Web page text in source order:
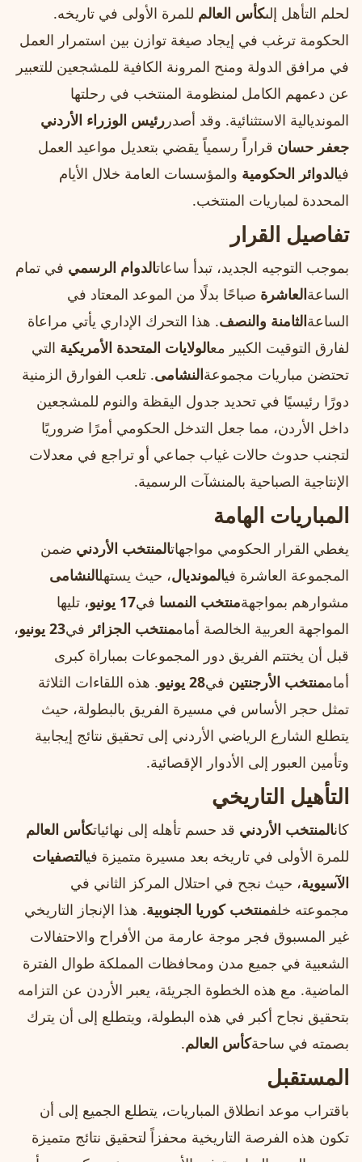
لحلم التأهل إلىكأس العالم للمرة الأولى في تاريخه.
الحكومة ترغب في إيجاد صيغة توازن بين استمرار العمل
في مرافق الدولة ومنح المرونة الكافية للمشجعين للتعبير
عن دعمهم الكامل لمنظومة المنتخب في رحلتها
المونديالية الاستثنائية. وقد أصدر رئيس الوزراء الأردني
جعفر حسان قراراً رسمياً يقضي بتعديل مواعيد العمل
فيالدوائر الحكومية والمؤسسات العامة خلال الأيام
المحددة لمباريات المنتخب.
تفاصيل القرار
بموجب التوجيه الجديد، تبدأ ساعاتالدوام الرسمي في تمام
الساعةالعاشرة صباحًا بدلًا من الموعد المعتاد في
الساعةالثامنة والنصف. هذا التحرك الإداري يأتي مراعاة
لفارق التوقيت الكبير معالولايات المتحدة الأمريكية التي
تحتضن مباريات مجموعةالنشامى. تلعب الفوارق الزمنية
دورًا رئيسيًا في تحديد جدول اليقظة والنوم للمشجعين
داخل الأردن، مما جعل التدخل الحكومي أمرًا ضروريًا
لتجنب حدوث حالات غياب جماعي أو تراجع في معدلات
الإنتاجية الصباحية بالمنشآت الرسمية.
المباريات الهامة
يغطي القرار الحكومي مواجهاتالمنتخب الأردني ضمن
المجموعة العاشرة فيالمونديال، حيث يستهلالنشامى
مشوارهم بمواجهةمنتخب النمسا في17 يونيو
، تليها
المواجهة العربية الخالصة أماممنتخب الجزائر في23 يونيو
،
قبل أن يختتم الفريق دور المجموعات بمباراة كبرى
أماممنتخب الأرجنتين في28 يونيو
. هذه اللقاءات الثلاثة
تمثل حجر الأساس في مسيرة الفريق بالبطولة، حيث
يتطلع الشارع الرياضي الأردني إلى تحقيق نتائج إيجابية
وتأمين العبور إلى الأدوار الإقصائية.
التأهيل التاريخي
كانالمنتخب الأردني قد حسم تأهله إلى نهائياتكأس العالم
للمرة الأولى في تاريخه بعد مسيرة متميزة فيالتصفيات
الآسيوية، حيث نجح في احتلال المركز الثاني في
مجموعته خلفمنتخب كوريا الجنوبية. هذا الإنجاز التاريخي
غير المسبوق فجر موجة عارمة من الأفراح والاحتفالات
الشعبية في جميع مدن ومحافظات المملكة طوال الفترة
الماضية. مع هذه الخطوة الجريئة، يعبر الأردن عن التزامه
بتحقيق نجاح أكبر في هذه البطولة، ويتطلع إلى أن يترك
بصمته في ساحةكأس العالم.
المستقبل
باقتراب موعد انطلاق المباريات، يتطلع الجميع إلى أن
تكون هذه الفرصة التاريخية محفزاً لتحقيق نتائج متميزة